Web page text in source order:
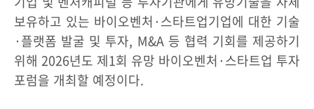
보유하고 있는 바이오벤처·스타트업기업에 대한 기술
·플랫폼 발굴 및 투자, M&A 등 협력 기회를 제공하기
위해 2026년도 제1회 유망 바이오벤처·스타트업 투자
포럼을 개최할 예정이다.